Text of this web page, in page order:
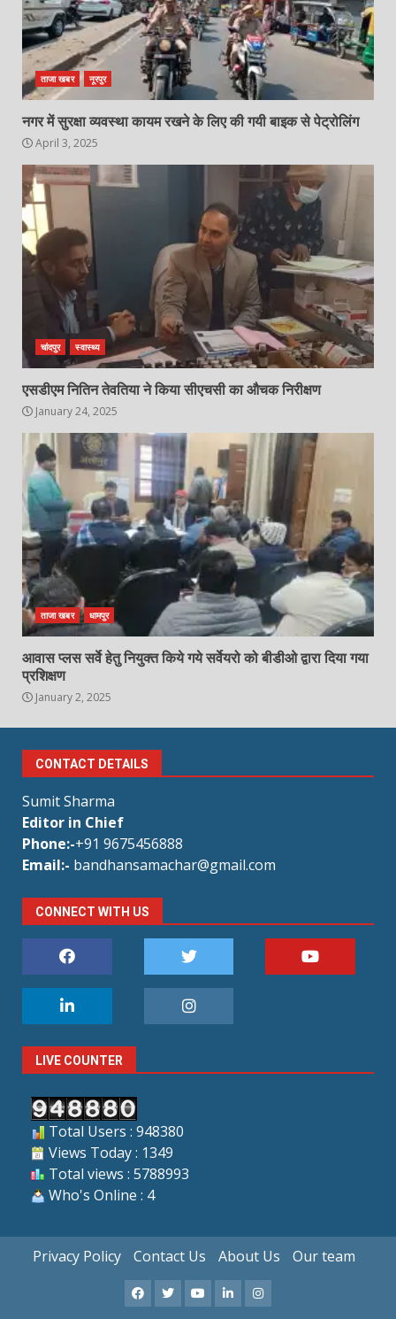
ताजा खबर नूरपुर
नगर में सुरक्षा व्यवस्था कायम रखने के लिए की गयी बाइक से पेट्रोलिंग
April 3, 2025
चांदपुर स्वास्थ्य
एसडीएम नितिन तेवतिया ने किया सीएचसी का औचक निरीक्षण
January 24, 2025
ताजा खबर धामपुर
आवास प्लस सर्वे हेतु नियुक्त किये गये सर्वेयरो को बीडीओ द्वारा दिया गया
प्रशिक्षण
January 2, 2025
CONTACT DETAILS
Sumit Sharma
Editor in Chief
Phone:-+91 9675456888
Email:- bandhansamachar@gmail.com
CONNECT WITH US
LIVE COUNTER
Total Users : 948380
Views Today : 1349
Total views : 5788993
Who's Online : 4
Privacy Policy Contact Us About Us Our team
Facebook
X YoutubeLinkedInInstagram